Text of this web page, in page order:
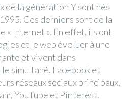
de la génération Y sont nés
Ces derniers sont de la
« Internet ». En effet, ils ont
et le web évoluer à une
et vivent dans
simultané. Facebook et
réseaux sociaux principaux,
YouTube et Pinterest.